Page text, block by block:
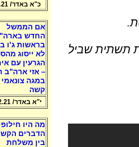
תשתית שביל
כ"א באדר/ 5.3.21
אם הממשל
החדש
בראשות ג'ו
לא ייסוג
הגרעין עם
– אזי ארה"ב
במגה צונאמי
קשה
י"א באדר/ 23.2.21
מה היו
הדברים
בין משלחת